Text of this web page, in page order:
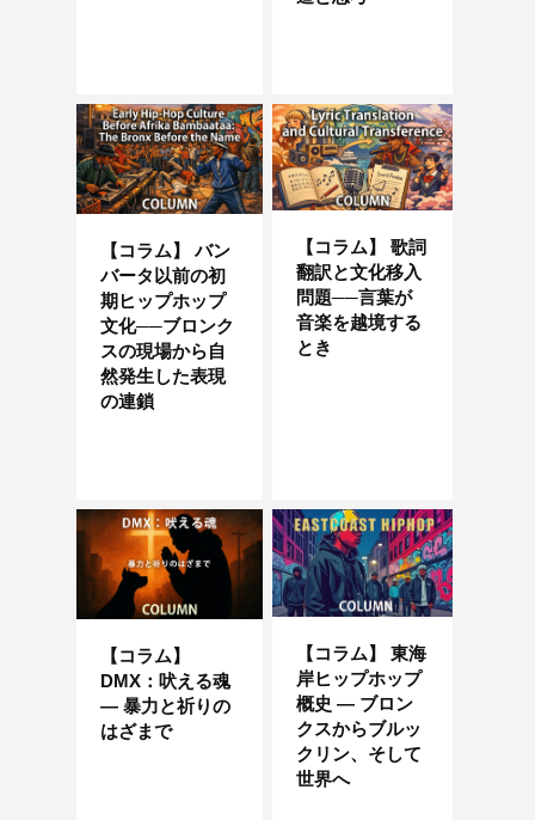
【コラム】 バン
バータ以前の初
期ヒップホップ
文化──ブロンク
スの現場から自
然発生した表現
の連鎖
【コラム】 歌詞
翻訳と文化移入
問題──言葉が
音楽を越境する
とき
【コラム】
DMX：吠える魂
― 暴力と祈りの
はざまで
【コラム】 東海
岸ヒップホップ
概史 — ブロン
クスからブルッ
クリン、そして
世界へ